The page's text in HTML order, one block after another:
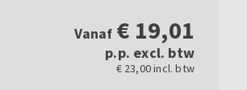
Vanaf € 19,01
p.p. excl. btw
€ 23,00 incl. btw